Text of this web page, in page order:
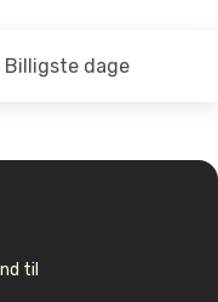
Billigste dage
til